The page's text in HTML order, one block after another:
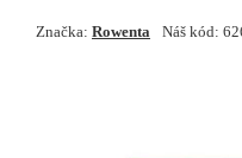
Značka: Rowenta Náš kód: